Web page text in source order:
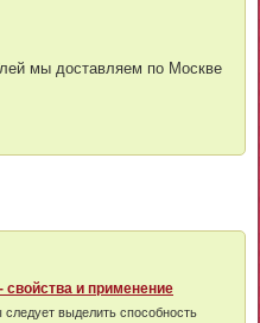
мы доставляем по Москве
и применение
выделить способность